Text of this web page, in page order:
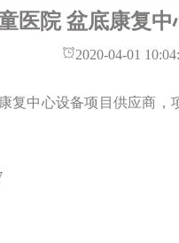
医院 盆底康复
2020-04-01
复中心设备项目供应商